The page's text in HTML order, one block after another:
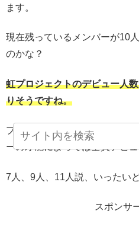
ます。
現在残っているメンバーが10
のかな？
虹プロジェクトのデビュー人
りそうですね。
プロデューサーであるJYPark
ーの才能によっては全員デビ
7人、9人、11人説、いったい
スポンサ